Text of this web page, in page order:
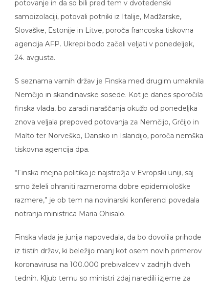
samoizolaciji, potovali potniki iz Italije, Madžarske,
Slovaške, Estonije in Litve, poroča francoska tiskovna
agencija AFP. Ukrepi bodo začeli veljati v ponedeljek,
24. avgusta.
Nemčijo in skandinavske sosede. Kot je danes sporočila
finska vlada, bo zaradi naraščanja okužb od ponedeljka
znova veljala prepoved potovanja za Nemčijo, Grčijo in
Malto ter Norveško, Dansko in Islandijo, poroča nemška
smo želeli ohraniti razmeroma dobre epidemiološke
razmere,” je ob tem na novinarski konferenci povedala
notranja ministrica Maria Ohisalo.
iz tistih držav, ki beležijo manj kot osem novih primerov
koronavirusa na 100.000 prebivalcev v zadnjih dveh
tednih. Kljub temu so ministri zdaj naredili izjeme za